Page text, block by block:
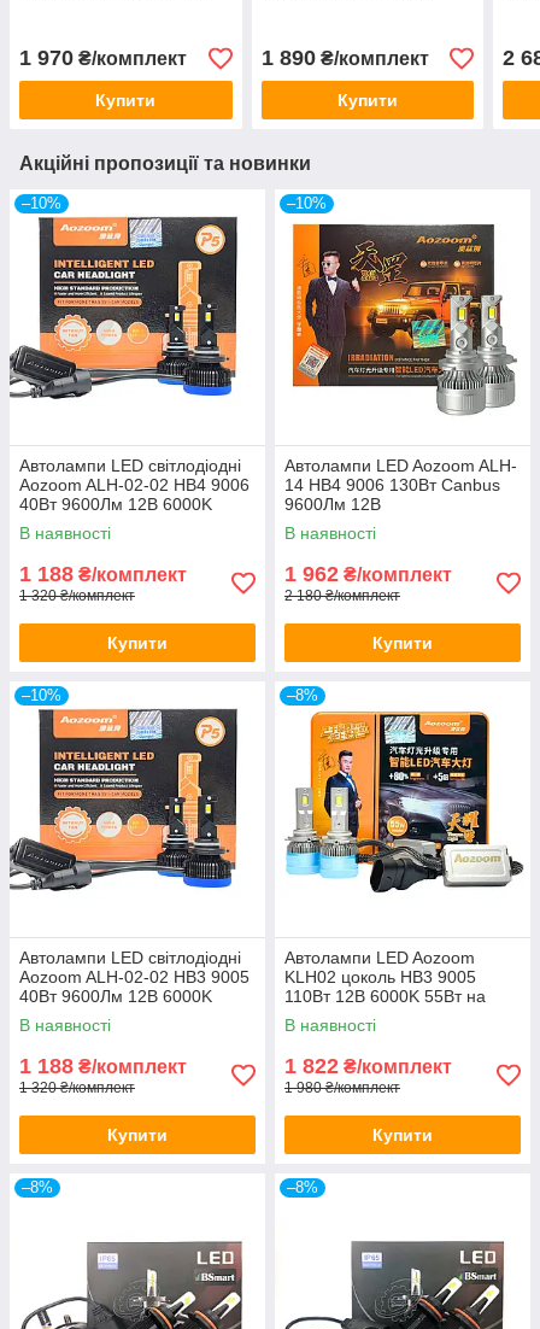
1 970 ₴/комплект
Купити
1 890₴/комплект
Купити
2
Акційні пропозиції та новинки
–10%
Автолампи LED світлодіодні
Aozoom ALH-02-02 HB4 9006
40Вт 9600Лм 12В 6000K
В наявності
1 188 ₴/комплект
1 320 ₴/комплект
Купити
–10%
Автолампи LED Aozoom ALH-
14 HB4 9006 130Вт Canbus
9600Лм 12В
В наявності
1 962 ₴/комплект
2 180 ₴/комплект
Купити
–10%
Автолампи LED світлодіодні
Aozoom ALH-02-02 HB3 9005
40Вт 9600Лм 12В 6000K
В наявності
1 188 ₴/комплект
1 320 ₴/комплект
Купити
–8%
Автолампи LED Aozoom
KLH02 цоколь HB3 9005
110Вт 12В 6000K 55Вт на
лампу
В наявності
1 822 ₴/комплект
1 980 ₴/комплект
Купити
–8% –8%